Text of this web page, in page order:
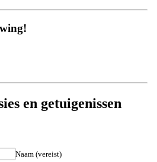
en getuigenissen
Naam (vereist)